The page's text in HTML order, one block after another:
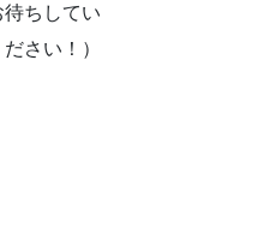
ちしてい
さい！）